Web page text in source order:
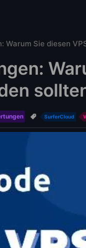
Warum Sie diesen
SurferCloud